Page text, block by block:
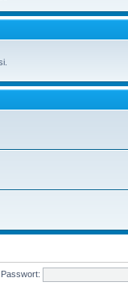
Passwort: